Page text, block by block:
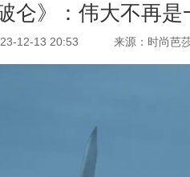
破仑》：伟大不再
12-13 20:53 来源：时尚芭